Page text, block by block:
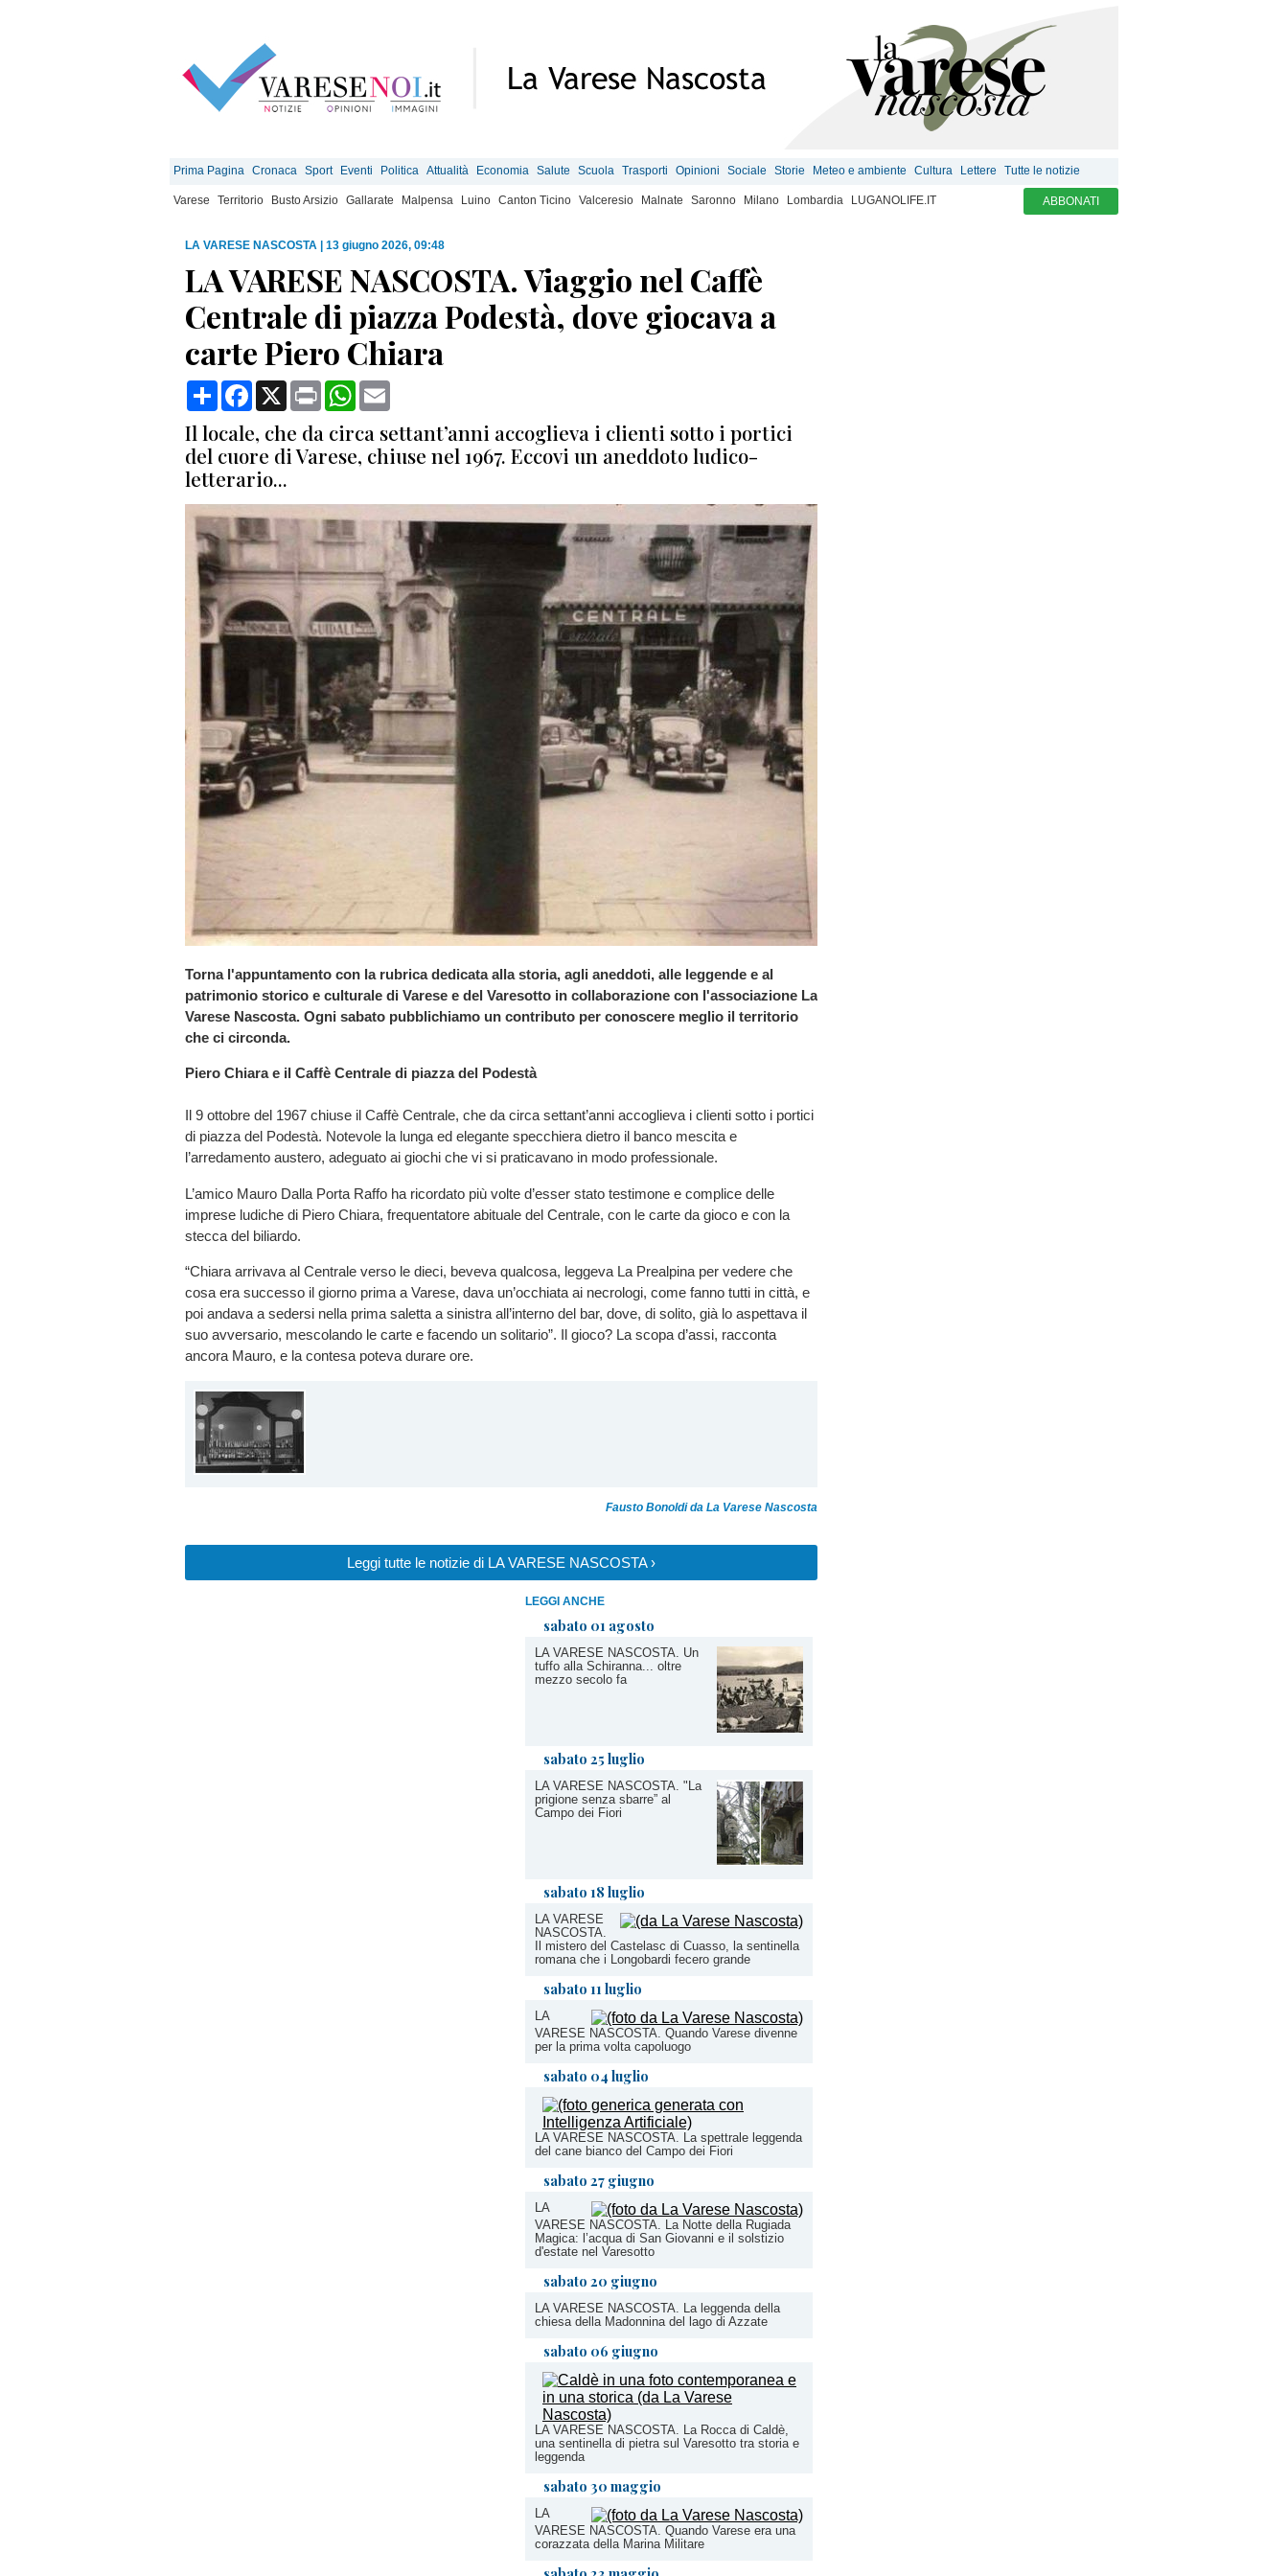
Prima Pagina Cronaca Sport Eventi Politica Attualità Economia Salute Scuola Trasporti Opinioni Sociale Storie Meteo e ambiente Cultura Lettere Tutte le notizie
Varese Territorio Busto Arsizio Gallarate Malpensa Luino Canton Ticino Valceresio Malnate Saronno Milano Lombardia LUGANOLIFE.IT ABBONATI
LA VARESE NASCOSTA 13 giugno 2026, 09:48
LA VARESE NASCOSTA. Viaggio nel Caffè
Centrale di piazza Podestà, dove giocava a
carte Piero Chiara
CondividiFacebook
X Print WhatsApp
Il locale, che da circa settant’anni accoglieva i clienti sotto i portici
del cuore di Varese, chiuse nel 1967. Eccovi un aneddoto ludico-
letterario...
Torna l'appuntamento con la rubrica dedicata alla storia, agli aneddoti, alle leggende e al
patrimonio storico e culturale di Varese e del Varesotto in collaborazione con l'associazione La
Varese Nascosta. Ogni sabato pubblichiamo un contributo per conoscere meglio il territorio
che ci circonda.
Piero Chiara e il Caffè Centrale di piazza del Podestà
Il 9 ottobre del 1967 chiuse il Caffè Centrale, che da circa settant’anni accoglieva i clienti sotto i portici
di piazza del Podestà. Notevole la lunga ed elegante specchiera dietro il banco mescita e
l’arredamento austero, adeguato ai giochi che vi si praticavano in modo professionale.
L’amico Mauro Dalla Porta Raffo ha ricordato più volte d’esser stato testimone e complice delle
imprese ludiche di Piero Chiara, frequentatore abituale del Centrale, con le carte da gioco e con la
stecca del biliardo.
“Chiara arrivava al Centrale verso le dieci, beveva qualcosa, leggeva La Prealpina per vedere che
cosa era successo il giorno prima a Varese, dava un’occhiata ai necrologi, come fanno tutti in città, e
poi andava a sedersi nella prima saletta a sinistra all’interno del bar, dove, di solito, già lo aspettava il
suo avversario, mescolando le carte e facendo un solitario”. Il gioco? La scopa d’assi, racconta
ancora Mauro, e la contesa poteva durare ore.
Fausto Bonoldi da La Varese Nascosta
Leggi tutte le notizie di LA VARESE NASCOSTA ›
LEGGI ANCHE
sabato 01 agosto
LA VARESE NASCOSTA. Un
tuffo alla Schiranna... oltre
mezzo secolo fa
sabato 25 luglio
LA VARESE NASCOSTA. "La
prigione senza sbarre” al
Campo dei Fiori
sabato 18 luglio
LA VARESE
NASCOSTA.
Il mistero del Castelasc di Cuasso, la sentinella
romana che i Longobardi fecero grande
sabato 11 luglio
LA
VARESE NASCOSTA. Quando Varese divenne
per la prima volta capoluogo
sabato 04 luglio
LA VARESE NASCOSTA. La spettrale leggenda
del cane bianco del Campo dei Fiori
sabato 27 giugno
LA
VARESE NASCOSTA. La Notte della Rugiada
Magica: l’acqua di San Giovanni e il solstizio
d'estate nel Varesotto
sabato 20 giugno
LA VARESE NASCOSTA. La leggenda della
chiesa della Madonnina del lago di Azzate
sabato 06 giugno
LA VARESE NASCOSTA. La Rocca di Caldè,
una sentinella di pietra sul Varesotto tra storia e
leggenda
sabato 30 maggio
LA
VARESE NASCOSTA. Quando Varese era una
corazzata della Marina Militare